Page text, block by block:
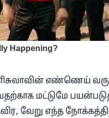
எண்ணெய்
மட்டுமே
வேறு எந்த